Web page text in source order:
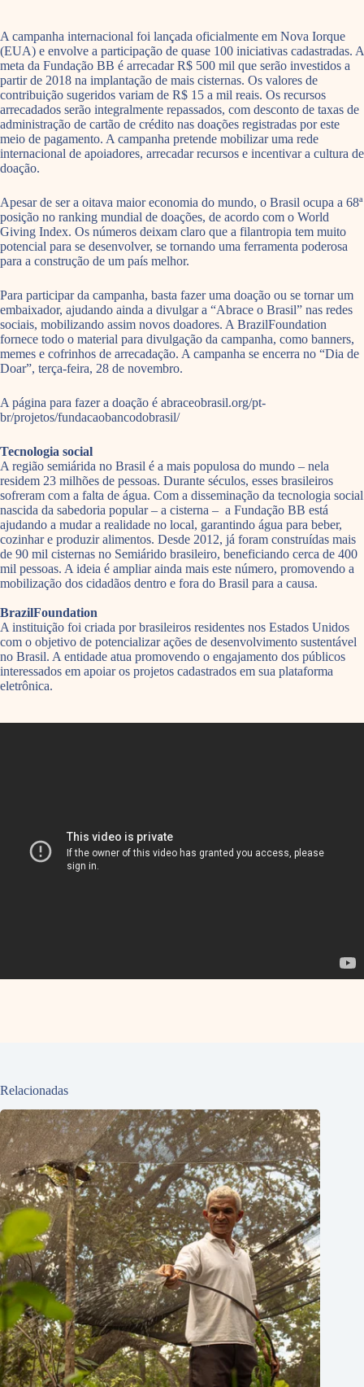
A campanha internacional foi lançada oficialmente em Nova Iorque
(EUA) e envolve a participação de quase 100 iniciativas cadastradas. A
meta da Fundação BB é arrecadar R$ 500 mil que serão investidos a
partir de 2018 na implantação de mais cisternas. Os valores de
contribuição sugeridos variam de R$ 15 a mil reais. Os recursos
arrecadados serão integralmente repassados, com desconto de taxas de
administração de cartão de crédito nas doações registradas por este
meio de pagamento. A campanha pretende mobilizar uma rede
internacional de apoiadores, arrecadar recursos e incentivar a cultura de
doação.
Apesar de ser a oitava maior economia do mundo, o Brasil ocupa a 68ª
posição no ranking mundial de doações, de acordo com o World
Giving Index. Os números deixam claro que a filantropia tem muito
potencial para se desenvolver, se tornando uma ferramenta poderosa
para a construção de um país melhor.
Para participar da campanha, basta fazer uma doação ou se tornar um
embaixador, ajudando ainda a divulgar a “Abrace o Brasil” nas redes
sociais, mobilizando assim novos doadores. A BrazilFoundation
fornece todo o material para divulgação da campanha, como banners,
memes e cofrinhos de arrecadação. A campanha se encerra no “Dia de
Doar”, terça-feira, 28 de novembro.
A página para fazer a doação é abraceobrasil.org/pt-
br/projetos/fundacaobancodobrasil/
Tecnologia social
A região semiárida no Brasil é a mais populosa do mundo – nela
residem 23 milhões de pessoas. Durante séculos, esses brasileiros
sofreram com a falta de água. Com a disseminação da tecnologia social
nascida da sabedoria popular – a cisterna – a Fundação BB está
ajudando a mudar a realidade no local, garantindo água para beber,
cozinhar e produzir alimentos. Desde 2012, já foram construídas mais
de 90 mil cisternas no Semiárido brasileiro, beneficiando cerca de 400
mil pessoas. A ideia é ampliar ainda mais este número, promovendo a
mobilização dos cidadãos dentro e fora do Brasil para a causa.
BrazilFoundation
A instituição foi criada por brasileiros residentes nos Estados Unidos
com o objetivo de potencializar ações de desenvolvimento sustentável
no Brasil. A entidade atua promovendo o engajamento dos públicos
interessados em apoiar os projetos cadastrados em sua plataforma
eletrônica.
Relacionadas